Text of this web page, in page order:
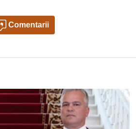
Comentarii